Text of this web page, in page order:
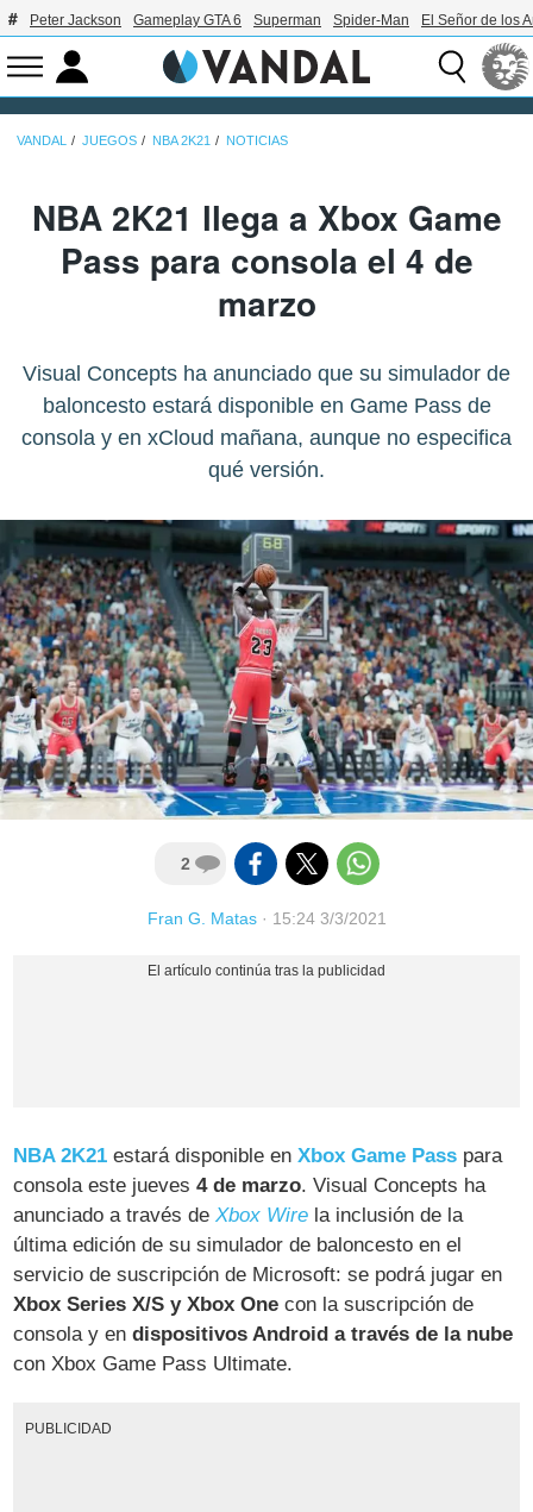
Peter Jackson Gameplay GTA 6 Superman Spider-Man El Señor de los
VANDAL JUEGOS NBA 2K21 NOTICIAS
NBA 2K21 llega a Xbox Game
Pass para consola el 4 de
marzo
Visual Concepts ha anunciado que su simulador de
baloncesto estará disponible en Game Pass de
consola y en xCloud mañana, aunque no especifica
qué versión.
2
Fran G. Matas· 15:24 3/3/2021
NBA 2K21 estará disponible enXbox Game Pass para
consola este jueves4 de marzo. Visual Concepts ha
anunciado a través deXbox Wire la inclusión de la
última edición de su simulador de baloncesto en el
servicio de suscripción de Microsoft: se podrá jugar en
Xbox Series X/S y Xbox One con la suscripción de
consola y endispositivos Android a través de la nube
con Xbox Game Pass Ultimate.
PUBLICIDAD